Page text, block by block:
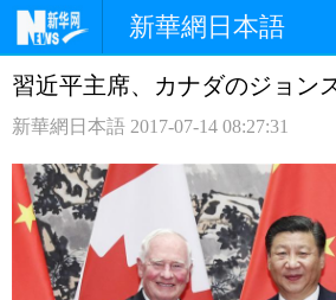
新華網日本語
ホームページ 政治
観光 評論
中日対訳
習近平主席、カナダのジョン
新華網日本語 2017-07-14 08:27:31